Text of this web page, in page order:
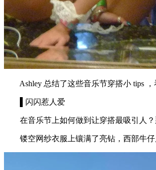
Ashley 总结了这些音乐节穿搭小 tips ，
▌闪闪惹人爱
在音乐节上如何做到让穿搭最吸引人？
镂空网纱衣服上镶满了亮钻，西部牛仔